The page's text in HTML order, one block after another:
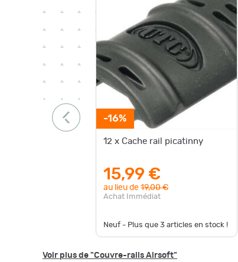
-16%
12 x Cache rail picatinny
15,99 €
au lieu de 19,00 €
Achat Immédiat
Neuf - Plus que 3 articles en stock !
Voir plus de "Couvre-rails Airsoft"